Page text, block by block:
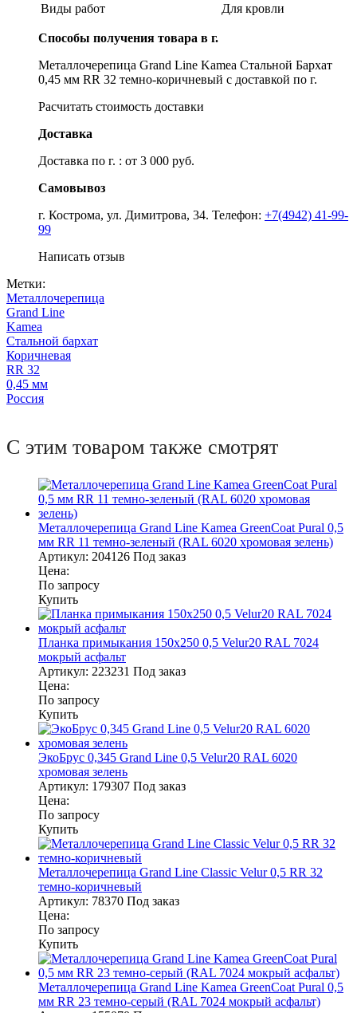
Виды работ
Для кровли
Способы получения товара в г.
Металлочерепица Grand Line Kamea Стальной Бархат
0,45 мм RR 32 темно-коричневый с доставкой по г.
Расчитать стоимость доставки
Доставка
Доставка по г. : от 3 000 руб.
Самовывоз
г. Кострома, ул. Димитрова, 34. Телефон: +7(4942) 41-99-
99
Написать отзыв
Метки:
Металлочерепица
Grand Line
Kamea
Стальной бархат
Коричневая
RR 32
0,45 мм
Россия
С этим товаром также смотрят
Металлочерепица Grand Line Kamea GreenCoat Pural 0,5
мм RR 11 темно-зеленый (RAL 6020 хромовая зелень)
Артикул: 204126 Под заказ
Цена:
По запросу
Купить
Планка примыкания 150х250 0,5 Velur20 RAL 7024
мокрый асфальт
Артикул: 223231 Под заказ
Цена:
По запросу
Купить
ЭкоБрус 0,345 Grand Line 0,5 Velur20 RAL 6020
хромовая зелень
Артикул: 179307 Под заказ
Цена:
По запросу
Купить
Металлочерепица Grand Line Classic Velur 0,5 RR 32
темно-коричневый
Артикул: 78370 Под заказ
Цена:
По запросу
Купить
Металлочерепица Grand Line Kamea GreenCoat Pural 0,5
мм RR 23 темно-серый (RAL 7024 мокрый асфальт)